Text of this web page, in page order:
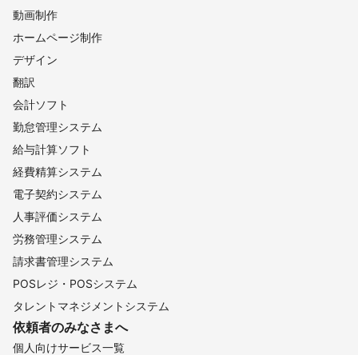
動画制作
ホームページ制作
デザイン
翻訳
会計ソフト
勤怠管理システム
給与計算ソフト
経費精算システム
電子契約システム
人事評価システム
労務管理システム
請求書管理システム
POSレジ・POSシステム
タレントマネジメントシステム
依頼者のみなさまへ
個人向けサービス一覧